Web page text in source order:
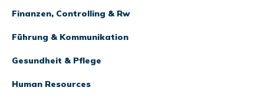
Finanzen, Controlling & Rw
Führung & Kommunikation
Gesundheit & Pflege
Human Resources